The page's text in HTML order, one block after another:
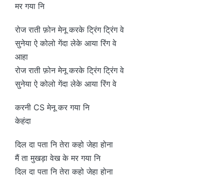
मर गया नि
रोज राती फ़ोन मेनू करके ट्रिंग ट्रिंग वे
सुनेया ऐ कोलो गेंदा लेके आया रिंग वे
आहा
रोज राती फ़ोन मेनू करके ट्रिंग ट्रिंग वे
सुनेया ऐ कोलो गेंदा लेके आया रिंग वे
करनी CS मेनू कर गया नि
केहंदा
दिल दा पता नि तेरा कहो जेहा होना
मैं ता मुखड़ा वेख के मर गया नि
दिल दा पता नि तेरा कहो जेहा होना